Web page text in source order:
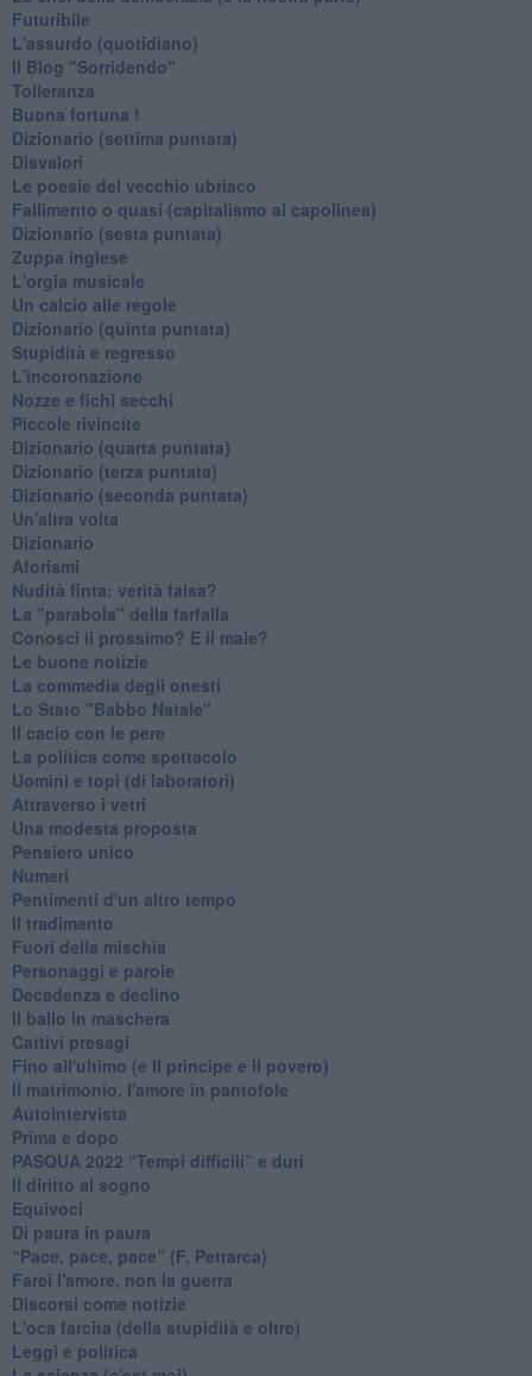
Futuribile
L'assurdo (quotidiano)
Il Blog "Sorridendo"
Tolleranza
Buona fortuna !
​Dizionario (settima puntata)
Disvalori
Le poesie del vecchio ubriaco
Fallimento o quasi (capitalismo al capolinea)
Dizionario (sesta puntata)
Zuppa inglese
L'orgia musicale
Un calcio alle regole
Dizionario (quinta puntata)
Stupidità e regresso
L'incoronazione
Nozze e fichi secchi
Piccole rivincite
​Dizionario (quarta puntata)
​Dizionario (terza puntata)
​Dizionario (seconda puntata)
Un'altra volta
Dizionario
Aforismi
Nudità finta: verità falsa?
La "parabola" della farfalla
Conosci il prossimo? E il male?
Le buone notizie
La commedia degli onesti
Lo Stato "Babbo Natale"
Il cacio con le pere
La politica come spettacolo
Uomini e topi (di laboratori)
Attraverso i vetri
Una modesta proposta
Pensiero unico
Numeri
Pentimenti d'un altro tempo
Il tradimento
Fuori della mischia
Personaggi e parole
Decadenza e declino
Il ballo in maschera
Cattivi presagi
Fino all'ultimo (e Il principe e il povero)
Il matrimonio, l'amore in pantofole
Autointervista
Prima e dopo
​PASQUA 2022 “Tempi difficili” e duri
Il diritto al sogno
Equivoci
Di paura in paura
​“Pace, pace, pace” (F. Petrarca)
Farei l'amore, non la guerra
Discorsi come notizie
L'oca farcita (della stupidità e oltre)
Leggi e politica